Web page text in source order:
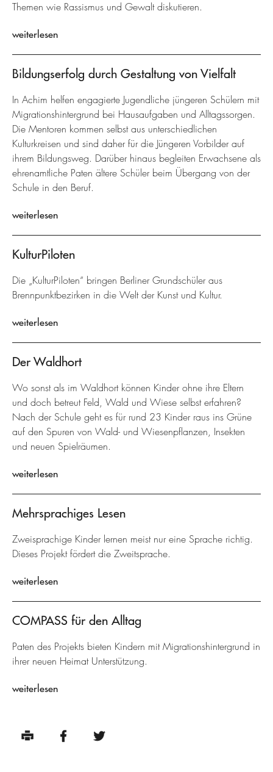
Themen wie Rassismus und Gewalt diskutieren.
weiterlesen
Bildungserfolg durch Gestaltung von Vielfalt
In Achim helfen engagierte Jugendliche jüngeren Schülern mit
Migrationshintergrund bei Hausaufgaben und Alltagssorgen.
Die Mentoren kommen selbst aus unterschiedlichen
Kulturkreisen und sind daher für die Jüngeren Vorbilder auf
ihrem Bildungsweg. Darüber hinaus begleiten Erwachsene als
ehrenamtliche Paten ältere Schüler beim Übergang von der
Schule in den Beruf.
weiterlesen
KulturPiloten
Die „KulturPiloten“ bringen Berliner Grundschüler aus
Brennpunktbezirken in die Welt der Kunst und Kultur.
weiterlesen
Der Waldhort
Wo sonst als im Waldhort können Kinder ohne ihre Eltern
und doch betreut Feld, Wald und Wiese selbst erfahren?
Nach der Schule geht es für rund 23 Kinder raus ins Grüne
auf den Spuren von Wald- und Wiesenpflanzen, Insekten
und neuen Spielräumen.
weiterlesen
Mehrsprachiges Lesen
Zweisprachige Kinder lernen meist nur eine Sprache richtig.
Dieses Projekt fördert die Zweitsprache.
weiterlesen
COMPASS für den Alltag
Paten des Projekts bieten Kindern mit Migrationshintergrund in
ihrer neuen Heimat Unterstützung.
weiterlesen